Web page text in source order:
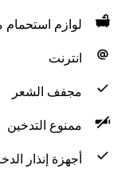
لوازم استحمام
انترنت
مجفف الشعر
ممنوع التدخين
أجهزة إنذار